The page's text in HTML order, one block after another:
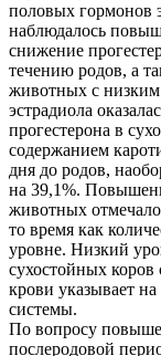
половых гормонов
наблюдалось
снижение
течению родов, а
животных с низким
эстрадиола
прогестерона в
содержанием
дня до родов,
на 39,1%.
животных
то время как
уровне. Низкий
сухостойных
крови указывает
системы.
По вопросу
послеродовой